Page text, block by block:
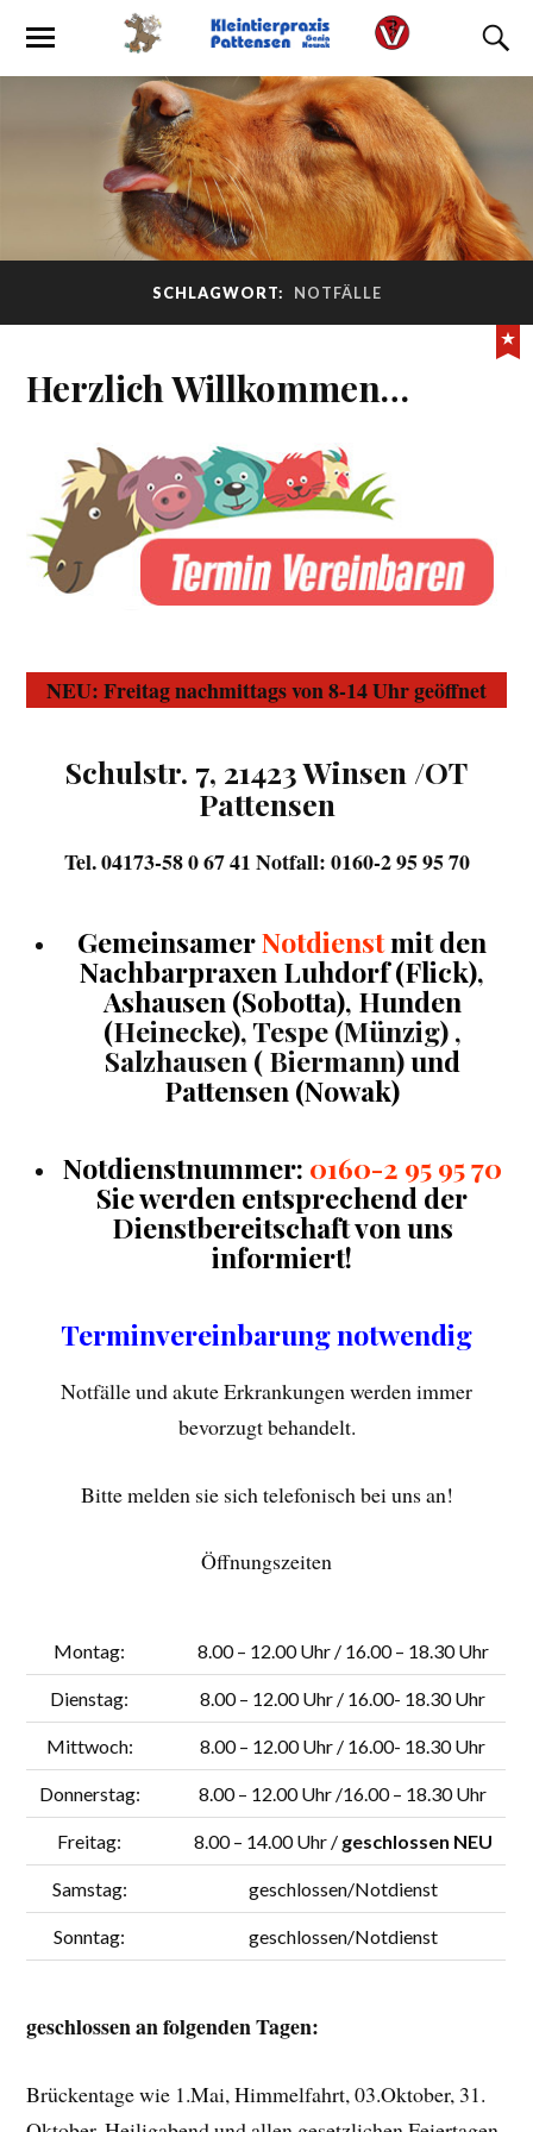
SCHLAGWORT: NOTFÄLLE
Herzlich Willkommen…
NEU: Freitag nachmittags von 8-14 Uhr geöffnet
Schulstr. 7, 21423 Winsen /OT
Pattensen
Tel. 04173-58 0 67 41 Notfall: 0160-2 95 95 70
GemeinsamerNotdienstmit den
Nachbarpraxen Luhdorf (Flick),
Ashausen (Sobotta), Hunden
(Heinecke), Tespe (Münzig) ,
Salzhausen ( Biermann)und
Pattensen (Nowak)
Notdienstnummer: 0160-2 95 95 70
Sie werden entsprechend der
Dienstbereitschaft von uns
informiert!
Terminvereinbarung notwendig
Notfälle und akute Erkrankungen werden immer
bevorzugt behandelt.
Bitte melden sie sich telefonisch bei uns an!
Öffnungszeiten
Montag: 8.00 – 12.00 Uhr / 16.00 – 18.30 Uhr
Dienstag: 8.00 – 12.00 Uhr / 16.00- 18.30 Uhr
Mittwoch: 8.00 – 12.00 Uhr / 16.00- 18.30 Uhr
Donnerstag: 8.00 – 12.00 Uhr /16.00 – 18.30 Uhr
Freitag: 8.00 – 14.00 Uhr / geschlossen NEU
Samstag: geschlossen/Notdienst
Sonntag: geschlossen/Notdienst
geschlossen an folgenden Tagen:
Brückentage wie 1.Mai, Himmelfahrt, 03.Oktober, 31.